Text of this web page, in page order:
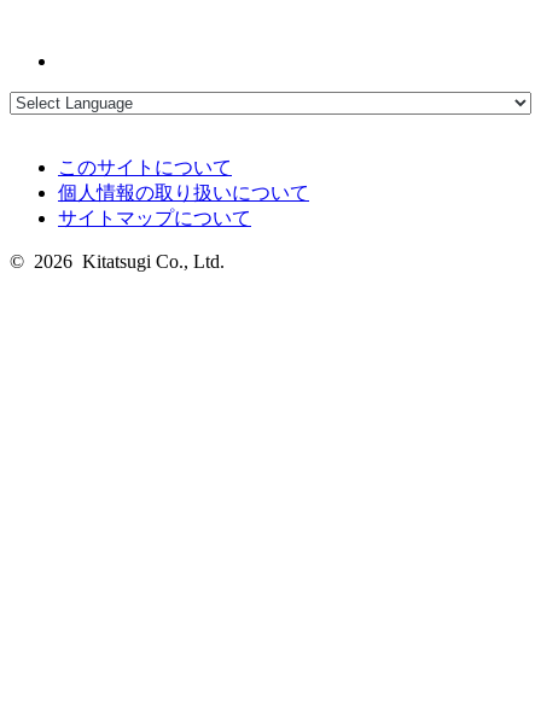
このサイトについて
個人情報の取り扱いについて
サイトマップについて
© 2026 Kitatsugi Co., Ltd.